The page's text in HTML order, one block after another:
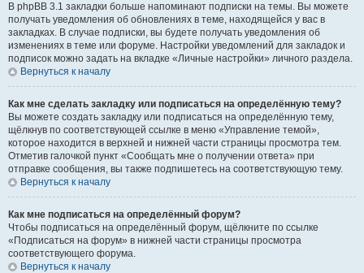
В phpBB 3.1 закладки больше напоминают подписки на темы. Вы можете
получать уведомления об обновлениях в теме, находящейся у вас в
закладках. В случае подписки, вы будете получать уведомления об
изменениях в теме или форуме. Настройки уведомлений для закладок и
подписок можно задать на вкладке «Личные настройки» личного раздела.
Вернуться к началу
Как мне сделать закладку или подписаться на определённую тему?
Вы можете создать закладку или подписаться на определённую тему,
щёлкнув по соответствующей ссылке в меню «Управление темой»,
которое находится в верхней и нижней части страницы просмотра тем.
Отметив галочкой пункт «Сообщать мне о получении ответа» при
отправке сообщения, вы также подпишетесь на соответствующую тему.
Вернуться к началу
Как мне подписаться на определённый форум?
Чтобы подписаться на определённый форум, щёлкните по ссылке
«Подписаться на форум» в нижней части страницы просмотра
соответствующего форума.
Вернуться к началу